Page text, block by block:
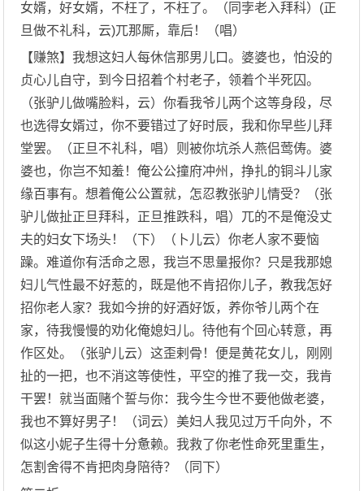
女婿，好女婿，不枉了，不枉了。（同孛老入拜科）(正
旦做不礼科，云)兀那厮，靠后！（唱）
【赚煞】我想这妇人每休信那男儿口。婆婆也，怕没的
贞心儿自守，到今日招着个村老子，领着个半死囚。
（张驴儿做嘴脸料，云）你看我爷儿两个这等身段，尽
也选得女婿过，你不要错过了好时辰，我和你早些儿拜
堂罢。（正旦不礼科，唱）则被你坑杀人燕侣莺俦。婆
婆也，你岂不知羞！俺公公撞府冲州，挣扎的铜斗儿家
缘百事有。想着俺公公置就，怎忍教张驴儿情受？（张
驴儿做扯正旦拜科，正旦推跌科，唱）兀的不是俺没丈
夫的妇女下场头！（下）（卜儿云）你老人家不要恼
躁。难道你有活命之恩，我岂不思量报你？只是我那媳
妇儿气性最不好惹的，既是他不肯招你儿子，教我怎好
招你老人家？我如今拚的好酒好饭，养你爷儿两个在
家，待我慢慢的劝化俺媳妇儿。待他有个回心转意，再
作区处。（张驴儿云）这歪剌骨！便是黄花女儿，刚刚
扯的一把，也不消这等使性，平空的推了我一交，我肯
干罢！就当面赌个誓与你：我今生今世不要他做老婆，
我也不算好男子！（词云）美妇人我见过万千向外，不
似这小妮子生得十分惫赖。我救了你老性命死里重生，
怎割舍得不肯把肉身陪待？（同下）